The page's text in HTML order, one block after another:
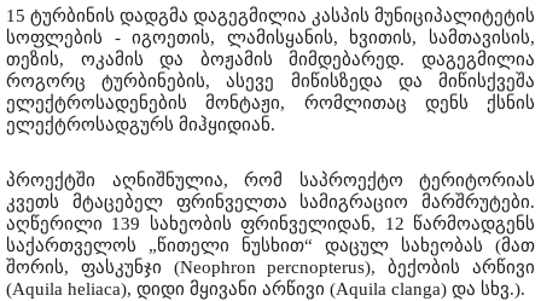
15 ტურბინის დადგმა დაგეგმილია კასპის მუნიციპალიტეტის
სოფლების - იგოეთის, ლამისყანის, ხვითის, სამთავისის,
თეზის, ოკამის და ბოჟამის მიმდებარედ. დაგეგმილია
როგორც ტურბინების, ასევე მიწისზედა და მიწისქვეშა
ელექტროსადენების მონტაჟი, რომლითაც დენს ქსნის
ელექტროსადგურს მიჰყიდიან.
პროექტში აღნიშნულია, რომ საპროექტო ტერიტორიას
კვეთს მტაცებელ ფრინველთა სამიგრაციო მარშრუტები.
აღწერილი 139 სახეობის ფრინველიდან, 12 წარმოადგენს
საქართველოს „წითელი ნუსხით“ დაცულ სახეობას (მათ
შორის, ფასკუნჯი (Neophron percnopterus), ბექობის არწივი
(Aquila heliaca), დიდი მყივანი არწივი (Aquila clanga) და სხვ.).